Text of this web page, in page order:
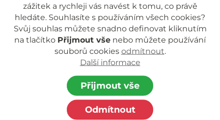
zážitek a rychleji vás navést k tomu, co právě
hledáte. Souhlasíte s používáním všech cookies?
Svůj souhlas můžete snadno definovat kliknutím
na tlačítko Přijmout vše nebo můžete používání
souborů cookies odmítnout.
Další informace
Přijmout vše
Odmítnout
fantazie, kreativity i porozumění.
Rodinám jsem k dispozici v dobrých i těžkých
chvílích – jako posluchač i jako průvodce, se
kterým lze společně hledat ten správný klíč.